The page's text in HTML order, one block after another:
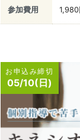
参加費用
お申込み締切
05/10(日)